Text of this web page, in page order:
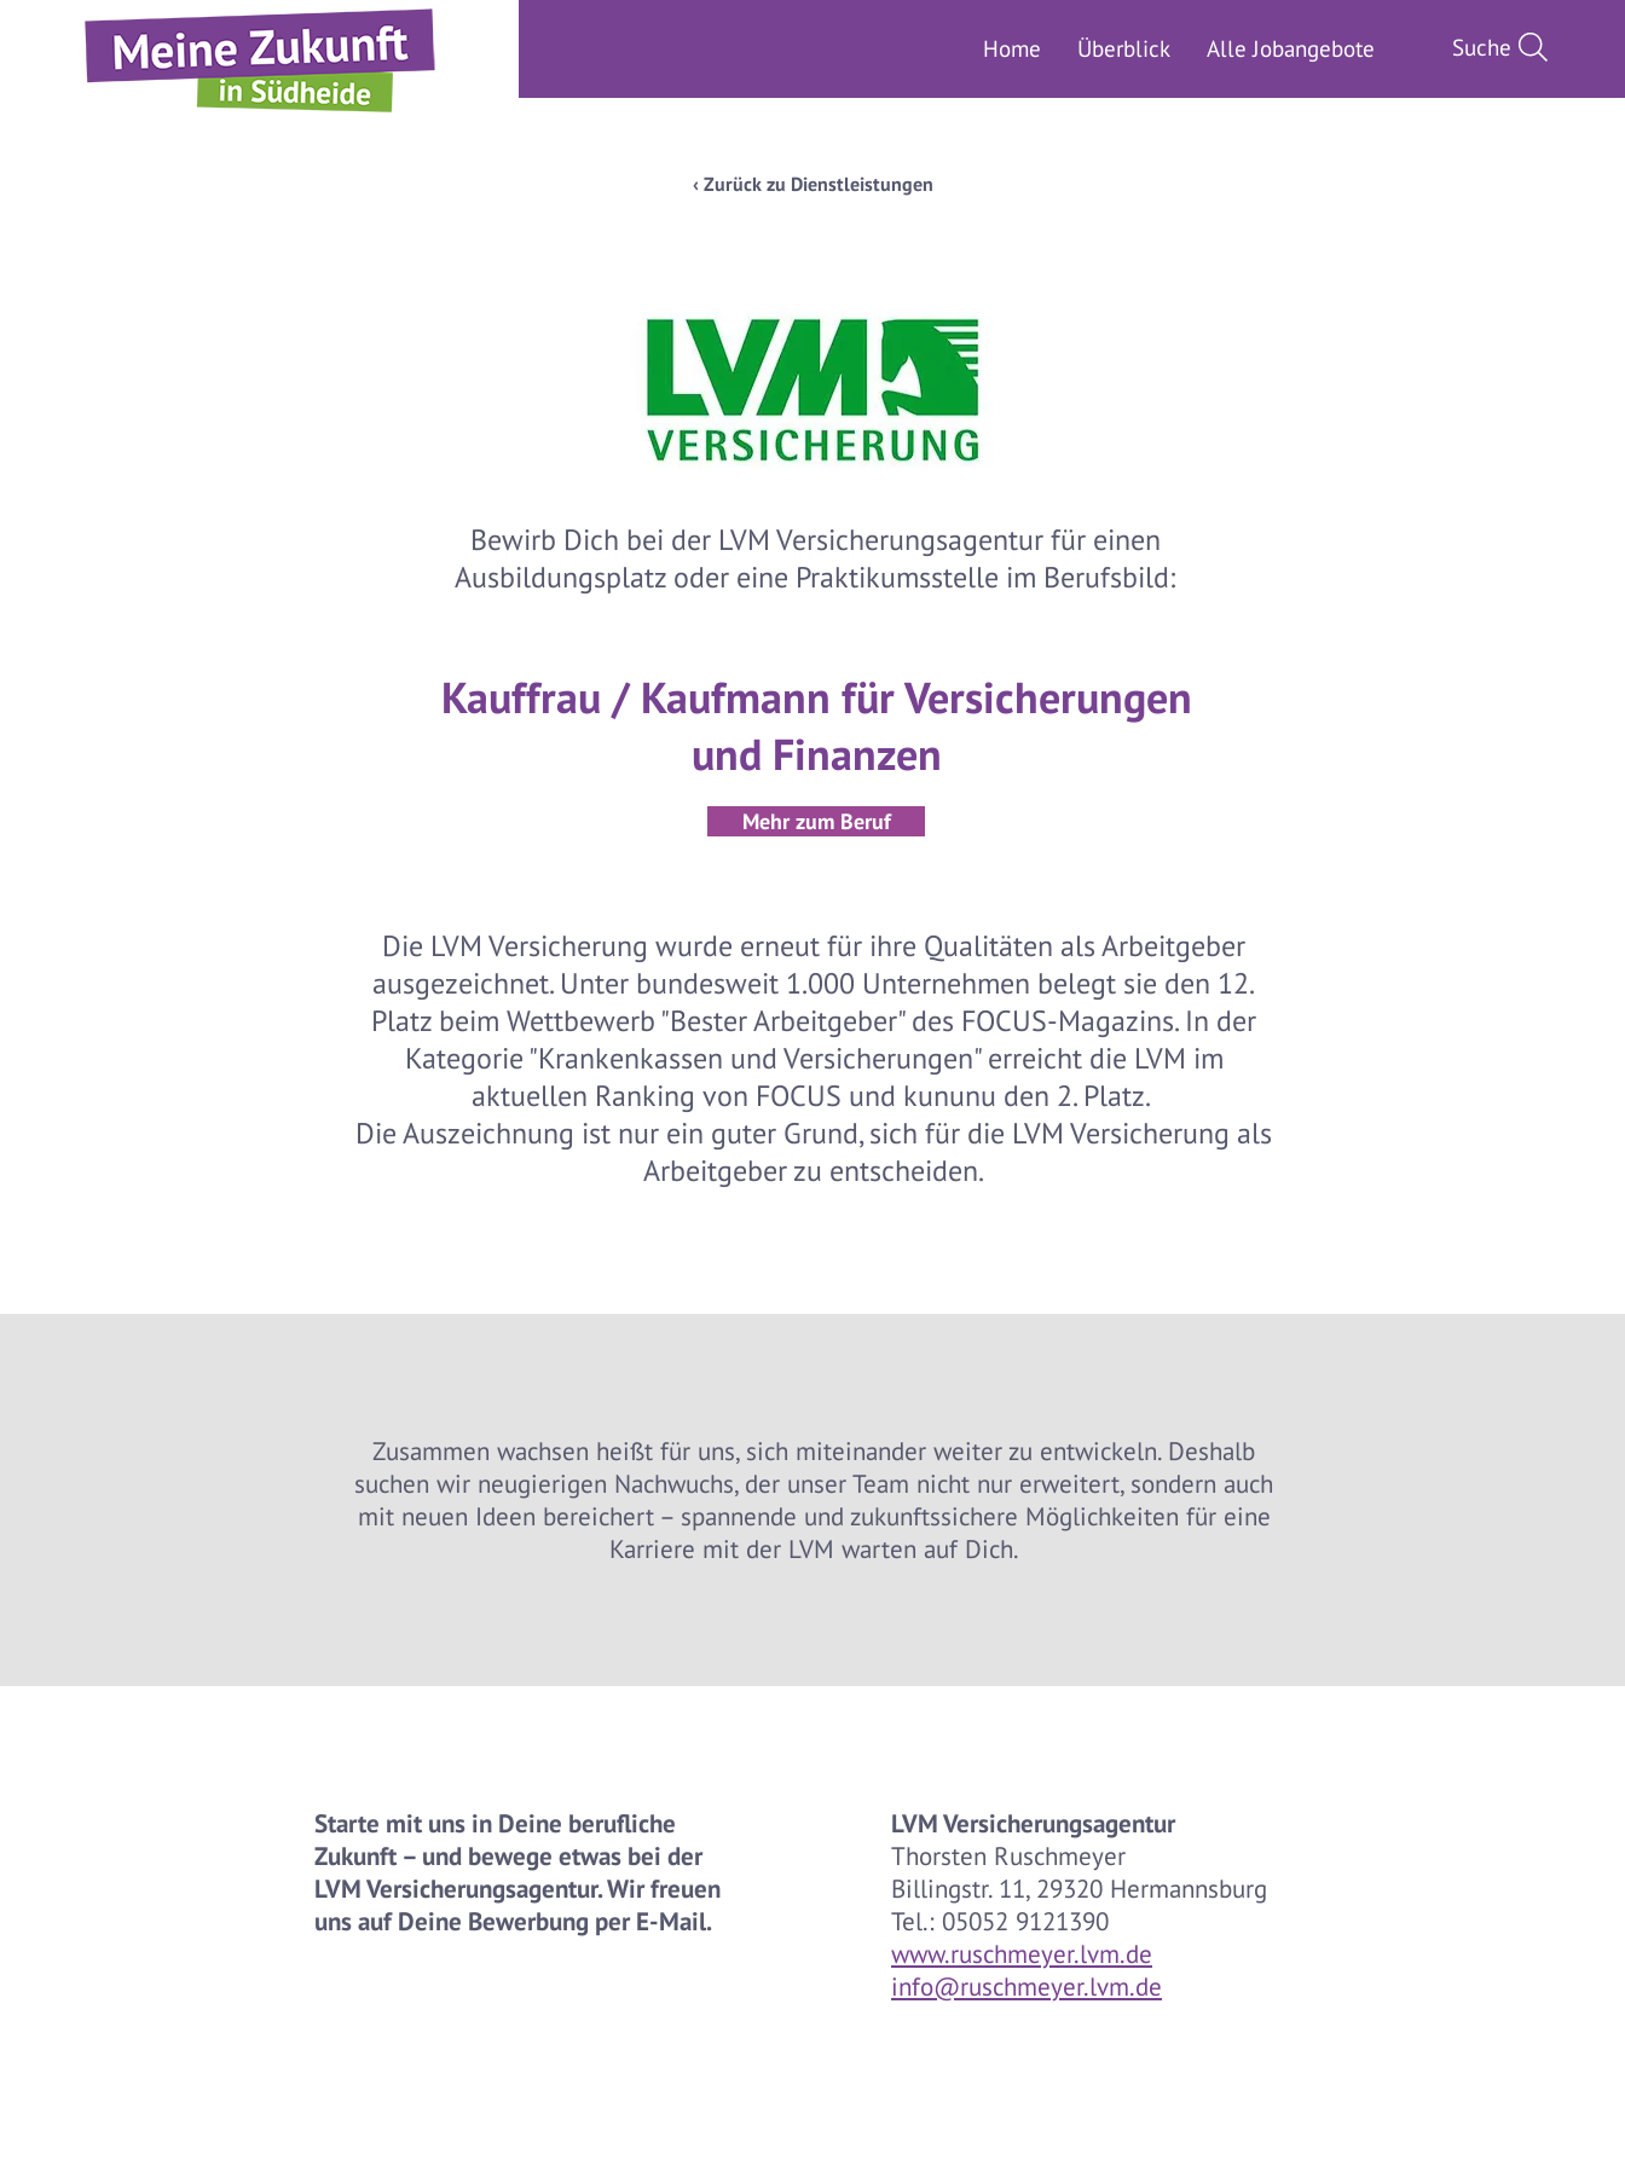
Home Überblick Alle Jobangebote Suche
‹ Zurück zu Dienstleistungen
Bewirb Dich bei der LVM Versicherungsagentur für einen
Ausbildungsplatz oder eine Praktikumsstelle im Berufsbild:
Kauffrau / Kaufmann für Versicherungen
und Finanzen
Mehr zum Beruf
Die LVM Versicherung wurde erneut für ihre Qualitäten als Arbeitgeber
ausgezeichnet. Unter bundesweit 1.000 Unternehmen belegt sie den 12.
Platz beim Wettbewerb "Bester Arbeitgeber" des FOCUS-Magazins. In der
Kategorie "Krankenkassen und Versicherungen" erreicht die LVM im
aktuellen Ranking von FOCUS und kununu den 2. Platz.
Die Auszeichnung ist nur ein guter Grund, sich für die LVM Versicherung als
Arbeitgeber zu entscheiden.
Zusammen wachsen heißt für uns, sich miteinander weiter zu entwickeln. Deshalb
suchen wir neugierigen Nachwuchs, der unser Team nicht nur erweitert, sondern auch
mit neuen Ideen bereichert – spannende und zukunftssichere Möglichkeiten für eine
Karriere mit der LVM warten auf Dich.
Starte mit uns in Deine berufliche
Zukunft – und bewege etwas bei der
LVM Versicherungsagentur. Wir freuen
uns auf Deine Bewerbung per E-Mail.
LVM Versicherungsagentur
Thorsten Ruschmeyer
Billingstr. 11, 29320 Hermannsburg
Tel.: 05052 9121390
www.ruschmeyer.lvm.de
info@ruschmeyer.lvm.de